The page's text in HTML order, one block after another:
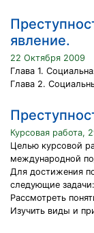
явление.
22 Октября 2009
Глава 1.
Глава 2.
Курсовая работа,
Целью курсовой
международной
Для достижения
следующие задачи:
Рассмотреть
Изучить виды и